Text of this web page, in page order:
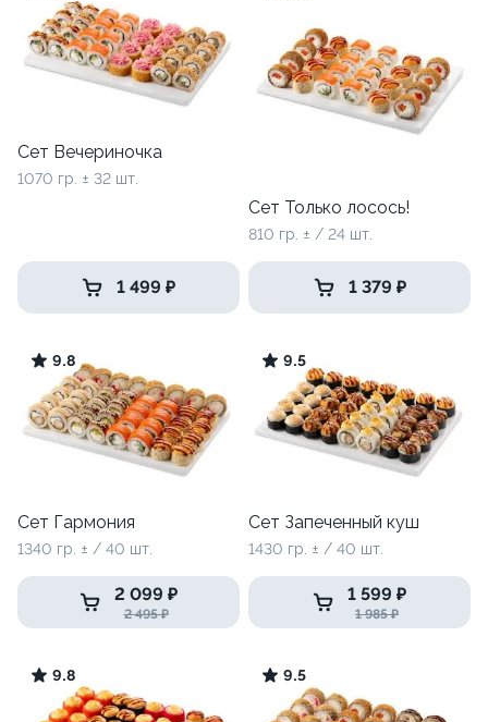
Сет Вечериночка
1070 гр. ± 32 шт.
1 499 ₽
Сет Только лосось!
810 гр. ± / 24 шт.
1 379 ₽
9.8
Сет Гармония
1340 гр. ± / 40 шт.
2 099 ₽
2 495 ₽
9.5
Сет Запеченный куш
1430 гр. ± / 40 шт.
1 599 ₽
1 985 ₽
9.8 9.5